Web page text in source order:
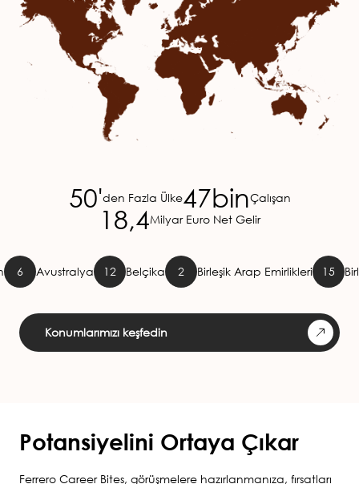
Konumlarımızı keşfedin
50'den Fazla Ülke47binÇalışan
18,4Milyar Euro Net Gelir
12 Belçika 2 Birleşik Arap Emirlikleri 15 Birleşik
Potansiyelini Ortaya Çıkar
Ferrero Career Bites, görüşmelere hazırlanmanıza, fırsatları